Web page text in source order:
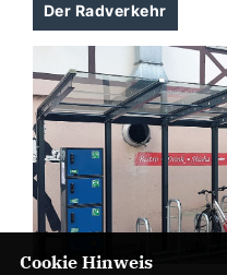
Der Radverkehr
Cookie Hinweis